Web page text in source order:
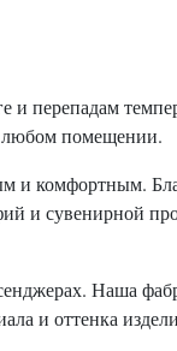
и перепадам
любом помещении.
и комфортным.
и сувенирной
Наша
и оттенка